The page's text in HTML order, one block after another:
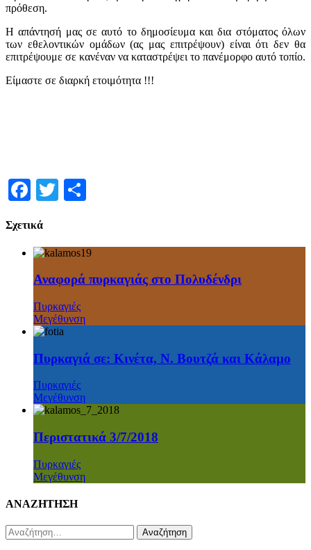
πρόθεση.
Η απάντησή μας σε αυτό το δημοσίευμα και δια στόματος όλων
των εθελοντικών ομάδων (ας μας επιτρέψουν) είναι ότι δεν θα
επιτρέψουμε σε κανέναν να καταστρέψει το πανέμορφο αυτό τοπίο.
Είμαστε σε διαρκή ετοιμότητα !!!
Facebook
Twitter
Σχετικά
Αναφορά πυρκαγιάς στο Πολυδένδρι
Πυρκαγιές
Μεγέθυνση
Πυρκαγιά σε: Κινέτα, Ν. Βουτζά και Κάλαμο
Πυρκαγιές
Μεγέθυνση
Περιστατικά 3/7/2018
Πυρκαγιές
Μεγέθυνση
ΑΝΑΖΗΤΗΣΗ
Αναζήτηση
για: